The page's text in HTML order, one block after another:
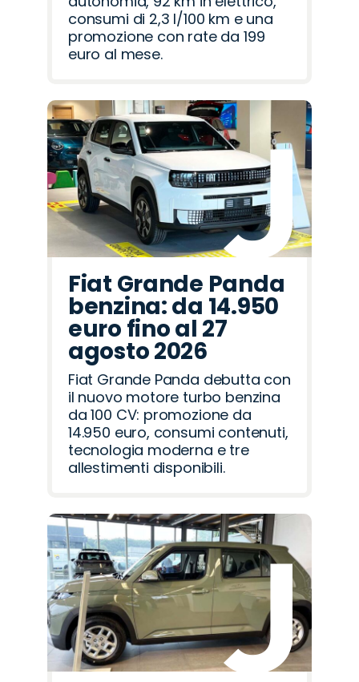
consumi di 2,3 l/100 km e una
promozione con rate da 199
euro al mese.
Fiat Grande Panda
benzina: da 14.950
euro fino al 27
agosto 2026
Fiat Grande Panda debutta con
il nuovo motore turbo benzina
da 100 CV: promozione da
14.950 euro, consumi contenuti,
tecnologia moderna e tre
allestimenti disponibili.